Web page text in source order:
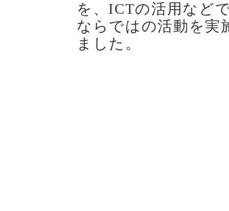
を、ICTの活用など
ならではの活動を実
ました。